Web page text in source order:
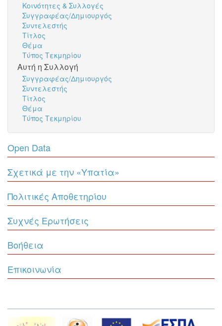
Κοινότητες & Συλλογές
Συγγραφέας/Δημιουργός
Συντελεστής
Τίτλος
Θέμα
Τύπος Τεκμηρίου
Αυτή η Συλλογή
Συγγραφέας/Δημιουργός
Συντελεστής
Τίτλος
Θέμα
Τύπος Τεκμηρίου
Open Data
Σχετικά με την «Υπατία»
Πολιτικές Αποθετηρίου
Συχνές Ερωτήσεις
Βοήθεια
Επικοινωνία